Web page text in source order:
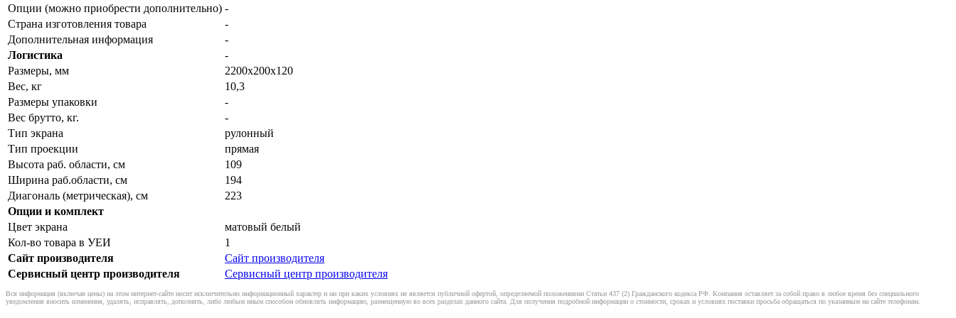
Опции (можно приобрести дополнительно) -
Страна изготовления товара
-
Дополнительная информация
-
Логистика
-
Размеры, мм
2200х200х120
Вес, кг
10,3
Размеры упаковки
-
Вес брутто, кг.
-
Тип экрана
рулонный
Тип проекции
прямая
Высота раб. области, см
109
Ширина раб.области, см
194
Диагональ (метрическая), см
223
Опции и комплект
Цвет экрана
матовый белый
Кол-во товара в УЕИ
1
Сайт производителя
Сайт производителя
Сервисный центр производителя
Сервисный центр производителя
Вся информация (включая цены) на этом интернет-сайте носит исключительно информационный характер и ни при каких условиях не является публичной офертой, определяемой положениями Статьи 437 (2) Гражданского кодекса РФ. Компания оставляет за собой право в любое время без специального
уведомления вносить изменения, удалять, исправлять, дополнять, либо любым иным способом обновлять информацию, размещенную во всех разделах данного сайта. Для получения подробной информации о стоимости, сроках и условиях поставки просьба обращаться по указанным на сайте телефонам.